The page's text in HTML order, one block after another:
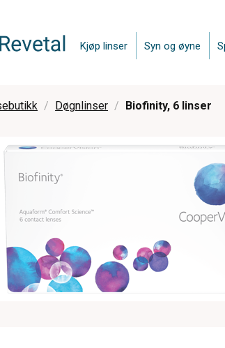
Kjøp linser Syn og øyne
Døgnlinser Biofinity, 6 linser